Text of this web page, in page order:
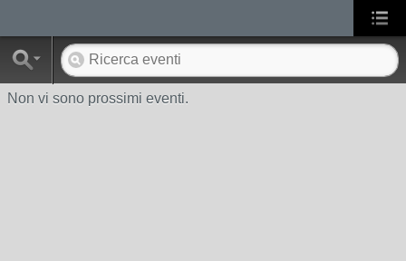
Non vi sono prossimi eventi.